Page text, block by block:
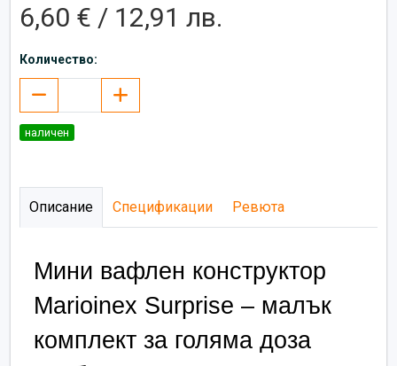
6,60 € / 12,91 лв.
Количество:
наличен
Описание Спецификации Ревюта
Мини вафлен конструктор
Marioinex Surprise – малък
комплект за голяма доза